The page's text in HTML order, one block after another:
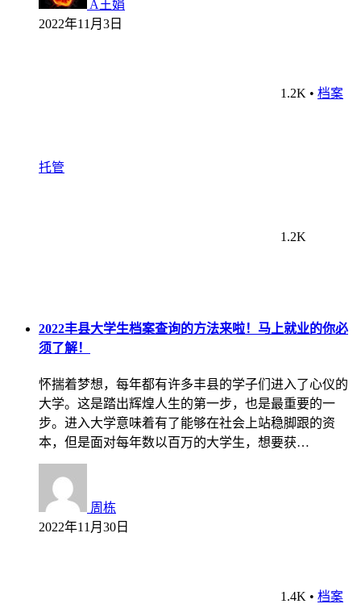
A王娟
2022年11月3日
1.2K • 档案
托管
1.2K
2022丰县大学生档案查询的方法来啦！马上就业的你必
须了解！
怀揣着梦想，每年都有许多丰县的学子们进入了心仪的
大学。这是踏出辉煌人生的第一步，也是最重要的一
步。进入大学意味着有了能够在社会上站稳脚跟的资
本，但是面对每年数以百万的大学生，想要获…
周栋
2022年11月30日
1.4K • 档案